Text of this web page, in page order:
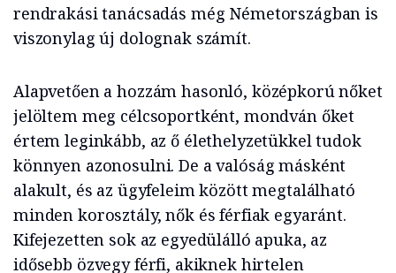
rendrakási tanácsadás még Németországban is
viszonylag új dolognak számít.
Alapvetően a hozzám hasonló, középkorú nőket
jelöltem meg célcsoportként, mondván őket
értem leginkább, az ő élethelyzetükkel tudok
könnyen azonosulni. De a valóság másként
alakult, és az ügyfeleim között megtalálható
minden korosztály, nők és férfiak egyaránt.
Kifejezetten sok az egyedülálló apuka, az
idősebb özvegy férfi, akiknek hirtelen